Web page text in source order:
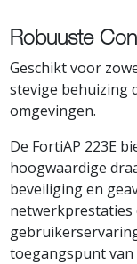
Robuuste
Geschikt voor
stevige behuizing
omgevingen.
De FortiAP 223E
hoogwaardige
beveiliging en
netwerkprestaties
toegangspunt van